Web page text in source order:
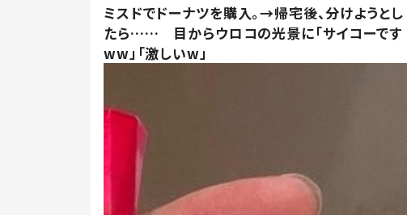
ミスドでドーナツを購入。→帰宅後、分けようとし
たら…… 目からウロコの光景に「サイコーです
ww」「激しいw」